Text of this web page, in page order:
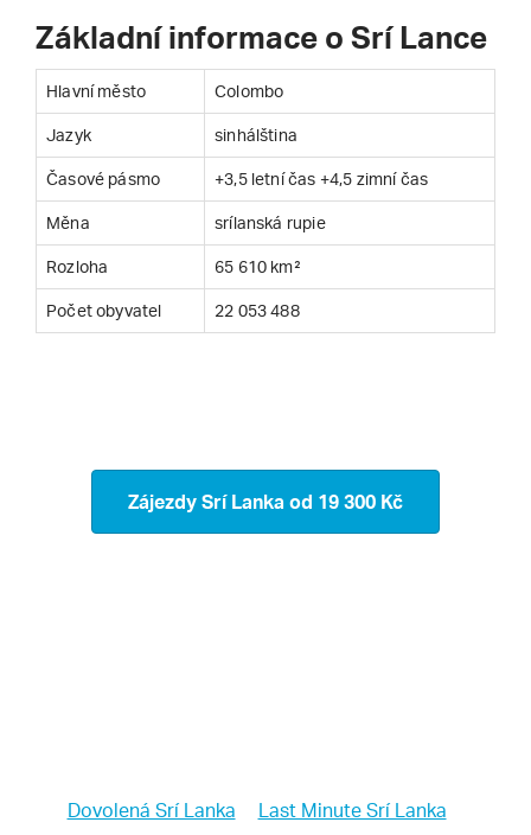
Základní informace o Srí Lance
Hlavní město Colombo
Jazyk sinhálština
Časové pásmo +3,5 letní čas +4,5 zimní čas
Měna srílanská rupie
Rozloha 65 610 km²
Počet obyvatel 22 053 488
Zájezdy Srí Lanka od 19 300 Kč
Dovolená Srí Lanka
Last Minute Srí Lanka